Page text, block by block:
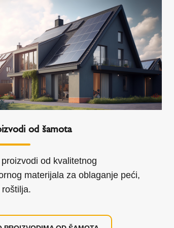
od šamota
od kvalitetnog
materijala za oblaganje peći,
i roštilja.